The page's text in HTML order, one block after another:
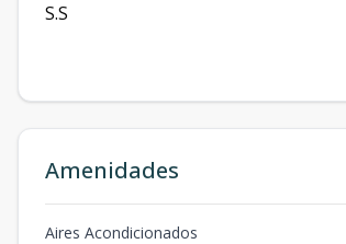
S.S
Amenidades
Aires Acondicionados